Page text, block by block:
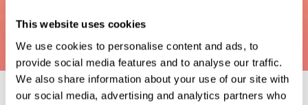
This website uses cookies
We use cookies to personalise content and ads, to
provide social media features and to analyse our traffic.
We also share information about your use of our site with
our social media, advertising and analytics partners who